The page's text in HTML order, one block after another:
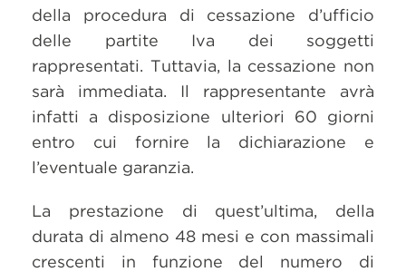
della procedura di cessazione d’ufficio
delle partite Iva dei soggetti
rappresentati. Tuttavia, la cessazione non
sarà immediata. Il rappresentante avrà
infatti a disposizione ulteriori 60 giorni
entro cui fornire la dichiarazione e
l’eventuale garanzia.
La prestazione di quest’ultima, della
durata di almeno 48 mesi e con massimali
crescenti in funzione del numero di